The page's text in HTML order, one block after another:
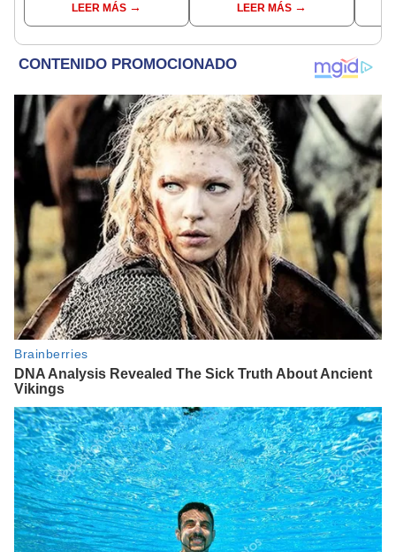
del famoso libro de
lectoescritura
LEER MÁS
protagonizada por
Valerie Domínguez?
LEER MÁS